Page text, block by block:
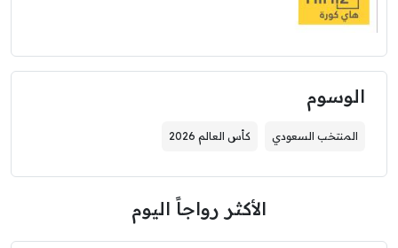
الوسوم
المنتخب السعودي كأس العالم 2026
الأكثر رواجاً اليوم